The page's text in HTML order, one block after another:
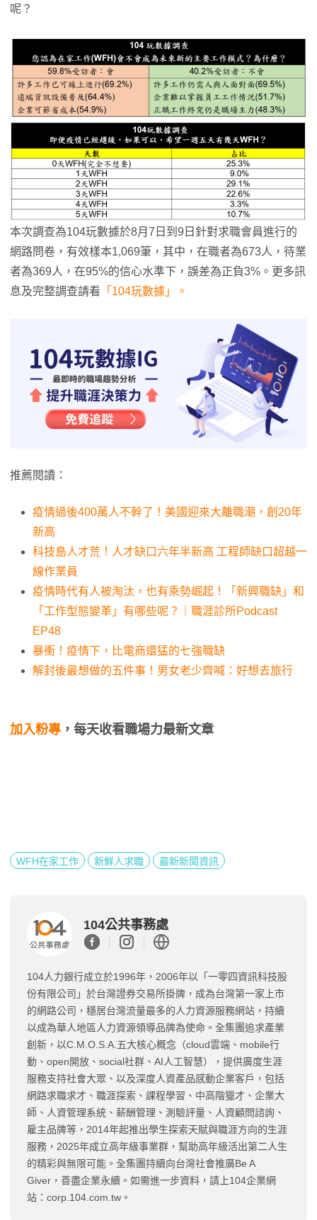
呢？
本次調查為104玩數據於8月7日到9日針對求職會員進行的
網路問卷，有效樣本1,069筆，其中，在職者為673人，待業
者為369人，在95%的信心水準下，誤差為正負3%。更多訊
息及完整調查請看 「104玩數據」。
推薦閱讀：
疫情過後400萬人不幹了！美國迎來大離職潮，創20年
新高
科技島人才荒！人才缺口六年半新高 工程師缺口超越一
線作業員
疫情時代有人被淘汰，也有乘勢崛起！「新興職缺」和
「工作型態變革」有哪些呢？｜職涯診所Podcast
EP48
暴衝！疫情下，比電商還猛的七強職缺
解封後最想做的五件事！男女老少齊喊：好想去旅行
加入粉專 ，每天收看職場力最新文章
WFH在家工作 新鮮人求職 最新新聞資訊
104公共事務處
104人力銀行成立於1996年，2006年以「一零四資訊科技股
份有限公司」於台灣證券交易所掛牌，成為台灣第一家上市
的網路公司，穩居台灣流量最多的人力資源服務網站，持續
以成為華人地區人力資源領導品牌為使命。全集團追求產業
創新，以C.M.O.S.A.五大核心概念（cloud雲端、mobile行
動、open開放、social社群、AI人工智慧），提供廣度生涯
服務支持社會大眾、以及深度人資產品感動企業客戶，包括
網路求職求才、職涯探索、課程學習、中高階獵才、企業大
師、人資管理系統、薪酬管理、測驗評量、人資顧問諮詢、
雇主品牌等，2014年起推出學生探索天賦與職涯方向的生涯
服務，2025年成立高年級事業群，幫助高年級活出第二人生
的精彩與無限可能。全集團持續向台灣社會推廣Be A
Giver，善盡企業永續。如需進一步資料，請上104企業網
站：corp.104.com.tw。